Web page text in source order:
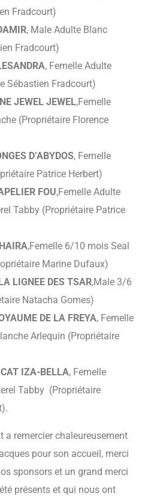
Fradcourt)
, Male Adulte Blanc
Fradcourt)
, Femelle Adulte
Sébastien Fradcourt)
JEWEL JEWEL,Femelle
(Propriétaire Florence
D’ABYDOS, Femelle
Patrice Herbert)
FOU,Femelle Adulte
Tabby (Propriétaire Patrice
,Femelle 6/10 mois Seal
Marine Dufaux)
LIGNEE DES TSAR,Male 3/6
Natacha Gomes)
DE LA FREYA, Femelle
Arlequin (Propriétaire
IZA-BELLA, Femelle
Tabby (Propriétaire
a remercier chaleureusement
pour son accueil, merci
sponsors et un grand merci
présents et qui nous ont